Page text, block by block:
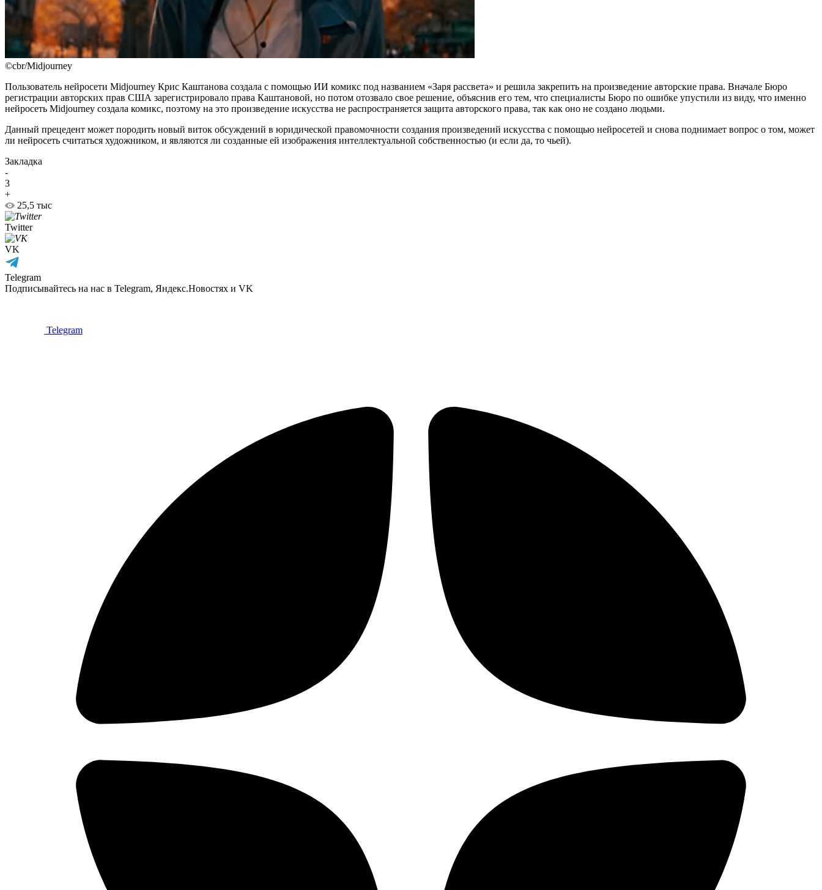
©cbr/Midjourney
Пользователь нейросети Midjourney Крис Каштанова создала с помощью ИИ комикс под названием «Заря рассвета» и решила закрепить на произведение авторские права. Вначале Бюро
регистрации авторских прав США зарегистрировало права Каштановой, но потом отозвало свое решение, объяснив его тем, что специалисты Бюро по ошибке упустили из виду, что именно
нейросеть Midjourney создала комикс, поэтому на это произведение искусства не распространяется защита авторского права, так как оно не создано людьми.
Данный прецедент может породить новый виток обсуждений в юридической правомочности создания произведений искусства с помощью нейросетей и снова поднимает вопрос о том, может
ли нейросеть считаться художником, и являются ли созданные ей изображения интеллектуальной собственностью (и если да, то чьей).
Закладка
-
3
+
25,5 тыс
Twitter
VK
Telegram
Подписывайтесь на нас в Telegram, Яндекс.Новостях и VK
Telegram